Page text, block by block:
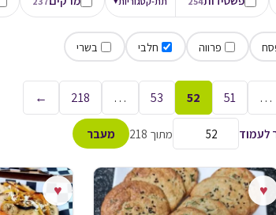
פרווה חלבי בשרי
…
51
52
53
…
218
←
לעמוד מתוך 218 מעבר
♥
♥